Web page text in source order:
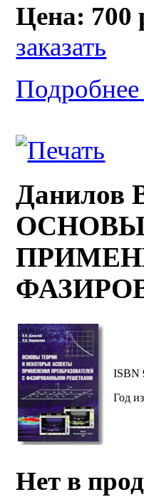
Цена: 700
заказать
Подробнее
Данилов
ISBN
Год
Нет в